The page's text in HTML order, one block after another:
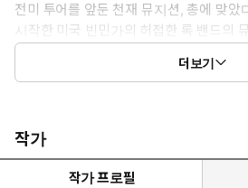
전미 투어를 앞둔 천재 뮤지션, 총에 맞았
시작한 미국 빈민가의 허접한 록 밴드의
“또다시 바닥에서 시작하는군. 이것도
더보기
작가
작가 프로필